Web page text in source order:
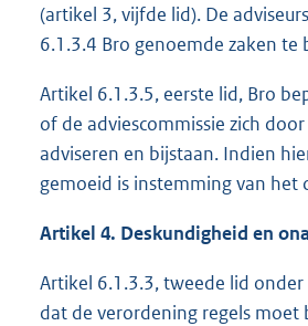
(artikel 3, vijfde lid). De
6.1.3.4 Bro genoemde zaken te
Artikel 6.1.3.5, eerste lid, Bro
of de adviescommissie zich
adviseren en bijstaan. Indien
gemoeid is instemming van het
Artikel 4. Deskundigheid en
Artikel 6.1.3.3, tweede lid
dat de verordening regels moet